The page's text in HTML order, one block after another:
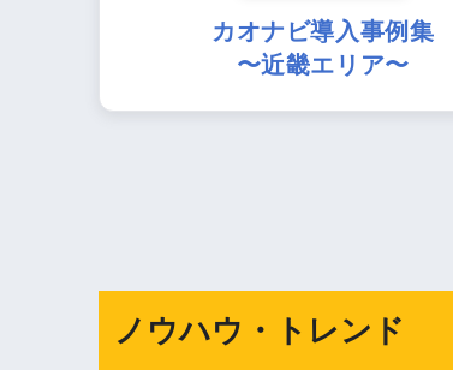
カオナビ導入事例集
〜近畿エリア〜
ノウハウ・トレンド